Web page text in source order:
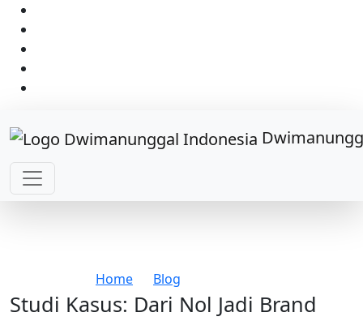
Home Blog
Studi Kasus: Dari Nol Jadi Brand